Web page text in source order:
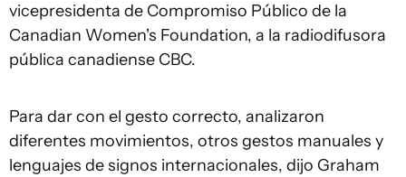
vicepresidenta de Compromiso Público de la
Canadian Women's Foundation, a la radiodifusora
pública canadiense CBC.
Para dar con el gesto correcto, analizaron
diferentes movimientos, otros gestos manuales y
lenguajes de signos internacionales, dijo Graham